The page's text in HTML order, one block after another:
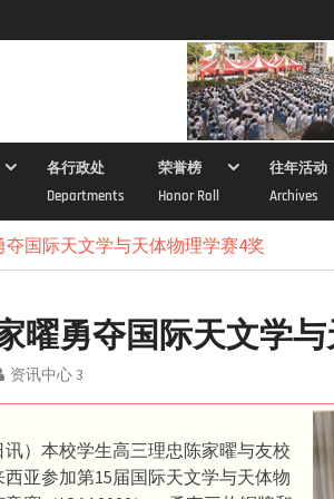
各行政处
Departments
荣誉榜
Honor Roll
往年活动
Archives
夺国际天文学与天体物理学赛4奖
曜勇夺国际天文学
资讯中心 3
讯）本校学生高三理忠陈家曜与友校
亚参加第15届国际天文学与天体物